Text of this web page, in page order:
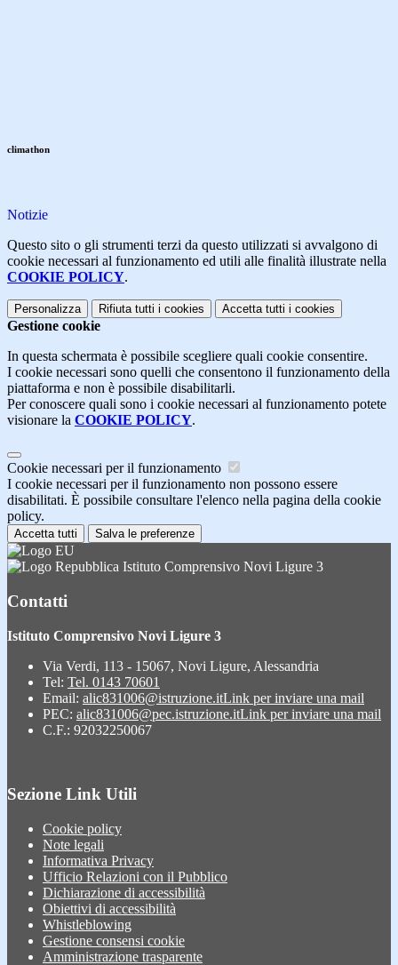
climathon
Notizie
Questo sito o gli strumenti terzi da questo utilizzati si avvalgono di
cookie necessari al funzionamento ed utili alle finalità illustrate nella
COOKIE POLICY.
Personalizza Rifiuta tutti i cookies Accetta tutti i cookies
Gestione cookie
In questa schermata è possibile scegliere quali cookie consentire.
I cookie necessari sono quelli che consentono il funzionamento della
piattaforma e non è possibile disabilitarli.
Per conoscere quali sono i cookie necessari al funzionamento potete
visionare la COOKIE POLICY.
Cookie necessari per il funzionamento
I cookie necessari per il funzionamento non possono essere
disabilitati. È possibile consultare l'elenco nella pagina della cookie
policy.
Accetta tutti Salva le preferenze
Istituto Comprensivo Novi Ligure 3
Contatti
Istituto Comprensivo Novi Ligure 3
Via Verdi, 113 - 15067, Novi Ligure, Alessandria
Tel: Tel. 0143 70601
Email: alic831006@istruzione.itLink per inviare una mail
PEC: alic831006@pec.istruzione.itLink per inviare una mail
C.F.: 92032250067
Sezione Link Utili
Cookie policy
Note legali
Informativa Privacy
Ufficio Relazioni con il Pubblico
Dichiarazione di accessibilità
Obiettivi di accessibilità
Whistleblowing
Gestione consensi cookie
Amministrazione trasparente